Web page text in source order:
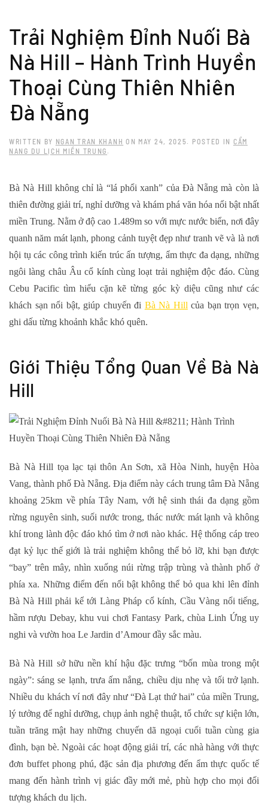
Skip to main content
Trải Nghiệm Đỉnh Nuối Bà
Nà Hill – Hành Trình Huyền
Thoại Cùng Thiên Nhiên
Đà Nẵng
WRITTEN BY NGAN TRAN KHANH ON MAY 24, 2025 . POSTED IN CẨM
NANG DU LỊCH MIỀN TRUNG .
Bà Nà Hill không chỉ là “lá phổi xanh” của Đà Nẵng mà còn là
thiên đường giải trí, nghỉ dưỡng và khám phá văn hóa nổi bật nhất
miền Trung. Nằm ở độ cao 1.489m so với mực nước biển, nơi đây
quanh năm mát lạnh, phong cảnh tuyệt đẹp như tranh vẽ và là nơi
hội tụ các công trình kiến trúc ấn tượng, ẩm thực đa dạng, những
ngôi làng châu Âu cổ kính cùng loạt trải nghiệm độc đáo. Cùng
Cebu Pacific tìm hiểu cặn kẽ từng góc kỳ diệu cũng như các
khách sạn nổi bật, giúp chuyến đi Bà Nà Hill của bạn trọn vẹn,
ghi dấu từng khoảnh khắc khó quên.
Giới Thiệu Tổng Quan Về Bà Nà
Hill
Bà Nà Hill tọa lạc tại thôn An Sơn, xã Hòa Ninh, huyện Hòa
Vang, thành phố Đà Nẵng. Địa điểm này cách trung tâm Đà Nẵng
khoảng 25km về phía Tây Nam, với hệ sinh thái đa dạng gồm
rừng nguyên sinh, suối nước trong, thác nước mát lạnh và không
khí trong lành độc đáo khó tìm ở nơi nào khác. Hệ thống cáp treo
đạt kỷ lục thế giới là trải nghiệm không thể bỏ lỡ, khi bạn được
“bay” trên mây, nhìn xuống núi rừng trập trùng và thành phố ở
phía xa. Những điểm đến nổi bật không thể bỏ qua khi lên đỉnh
Bà Nà Hill phải kể tới Làng Pháp cổ kính, Cầu Vàng nổi tiếng,
hầm rượu Debay, khu vui chơi Fantasy Park, chùa Linh Ứng uy
nghi và vườn hoa Le Jardin d’Amour đầy sắc màu.
Bà Nà Hill sở hữu nền khí hậu đặc trưng “bốn mùa trong một
ngày”: sáng se lạnh, trưa ấm nắng, chiều dịu nhẹ và tối trở lạnh.
Nhiều du khách ví nơi đây như “Đà Lạt thứ hai” của miền Trung,
lý tưởng để nghỉ dưỡng, chụp ảnh nghệ thuật, tổ chức sự kiện lớn,
tuần trăng mật hay những chuyến dã ngoại cuối tuần cùng gia
đình, bạn bè. Ngoài các hoạt động giải trí, các nhà hàng với thực
đơn buffet phong phú, đặc sản địa phương đến ẩm thực quốc tế
mang đến hành trình vị giác đầy mới mẻ, phù hợp cho mọi đối
tượng khách du lịch.